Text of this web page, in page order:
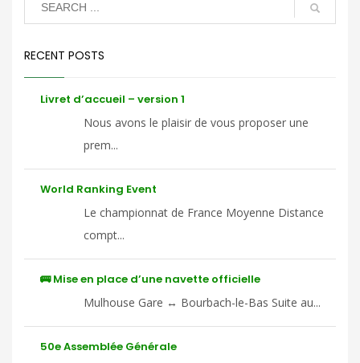
RECENT POSTS
Livret d’accueil – version 1
Nous avons le plaisir de vous proposer une
prem...
World Ranking Event
Le championnat de France Moyenne Distance
compt...
🚌 Mise en place d’une navette officielle
Mulhouse Gare ↔ Bourbach-le-Bas Suite au...
50e Assemblée Générale